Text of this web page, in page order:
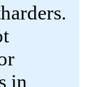
in